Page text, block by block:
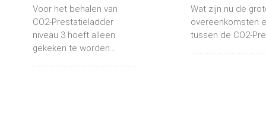
Voor het behalen van
CO2-Prestatieladder
niveau 3 hoeft alleen
gekeken te worden...
Wat zijn nu de
overeenkomsten
tussen de CO2-
website-